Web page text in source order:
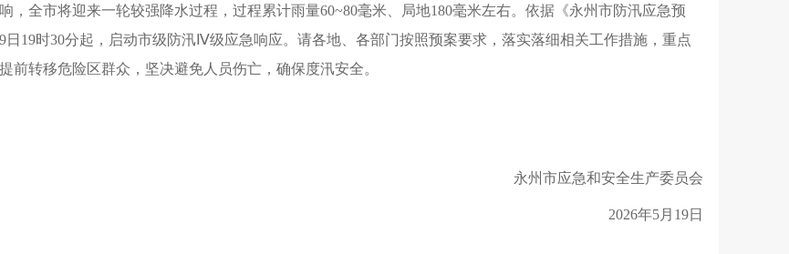
，全市将迎来一轮较强降水过程，过程累计雨量60~80毫米、局地180毫米左右。依据《永州市防汛应急预
19时30分起，启动市级防汛Ⅳ级应急响应。请各地、各部门按照预案要求，落实落细相关工作措施，重点
前转移危险区群众，坚决避免人员伤亡，确保度汛安全。
永州市应急和安全生产委员会
2026年5月19日